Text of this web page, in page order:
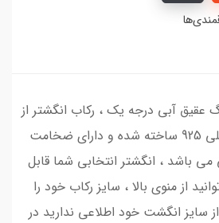
عقیق آبی درجه یک ، رکاب انگشتر از
نقره اصل با عیار بین المللی 925 ساخته شده و دارای ضخامت
می‌ باشد ، انگشتر انتخابی شما قابل
از منوی بالا ، سایز رکاب خود را
سایز انگشت خود اطلاعی ندارید در